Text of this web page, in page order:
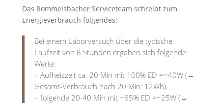
Das Rommelsbacher Serviceteam schreibt zum
Energieverbrauch folgendes:
Bei einem Laborversuch über die typische
Laufzeit von 8 Stunden ergaben sich folgende
Werte:
– Aufheizzeit ca. 20 Min mit 100% ED =~40W (→
Gesamt-Verbrauch nach 20 Min: 12Wh)
– folgende 20-40 Min mit ~65% ED =~25W (→